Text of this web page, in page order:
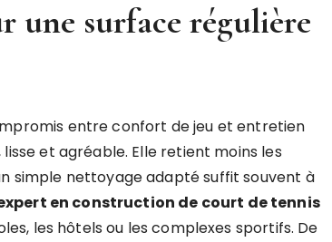
une surface régulière
entre confort de jeu et entretien
et agréable. Elle retient moins les
simple nettoyage adapté suffit souvent à
en construction de court de tennis
les hôtels ou les complexes sportifs. De